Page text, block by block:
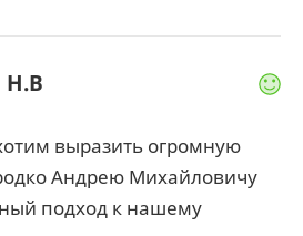
Н.В
выразить огромную
Андрею Михайловичу
подход к нашему